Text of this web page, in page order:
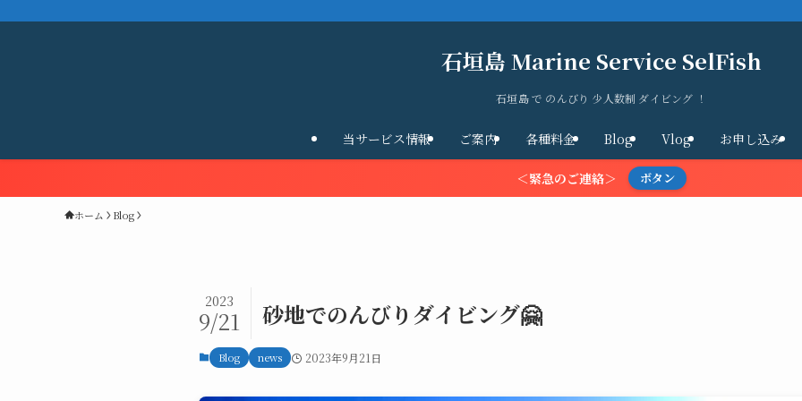
石垣島 Marine Service SelFish
石垣島 で のんびり 少人数制 ダイビング ！
当サービス情報 ご案内 各種料金 Blog Vlog お申し込み
＜緊急のご連絡＞ ボタン
ホーム Blog
砂地でのんびりダイビング🤗
2023
9/21
Blog news 2023年9月21日